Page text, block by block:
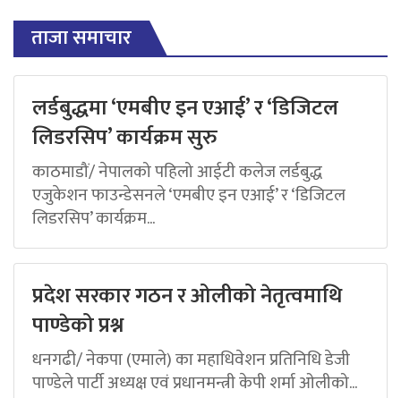
ताजा समाचार
लर्डबुद्धमा ‘एमबीए इन एआई’ र ‘डिजिटल
लिडरसिप’ कार्यक्रम सुरु
काठमाडौं/ नेपालको पहिलो आईटी कलेज लर्डबुद्ध
एजुकेशन फाउन्डेसनले ‘एमबीए इन एआई’ र ‘डिजिटल
लिडरसिप’ कार्यक्रम...
प्रदेश सरकार गठन र ओलीको नेतृत्वमाथि
पाण्डेको प्रश्न
धनगढी/ नेकपा (एमाले) का महाधिवेशन प्रतिनिधि डेजी
पाण्डेले पार्टी अध्यक्ष एवं प्रधानमन्त्री केपी शर्मा ओलीको...